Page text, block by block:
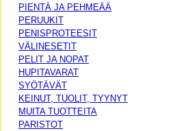
PIENTÄ JA PEHMEÄÄ
PERUUKIT
PENISPROTEESIT
VÄLINESETIT
PELIT JA NOPAT
HUPITAVARAT
SYÖTÄVÄT
KEINUT, TUOLIT, TYYNYT
MUITA TUOTTEITA
PARISTOT